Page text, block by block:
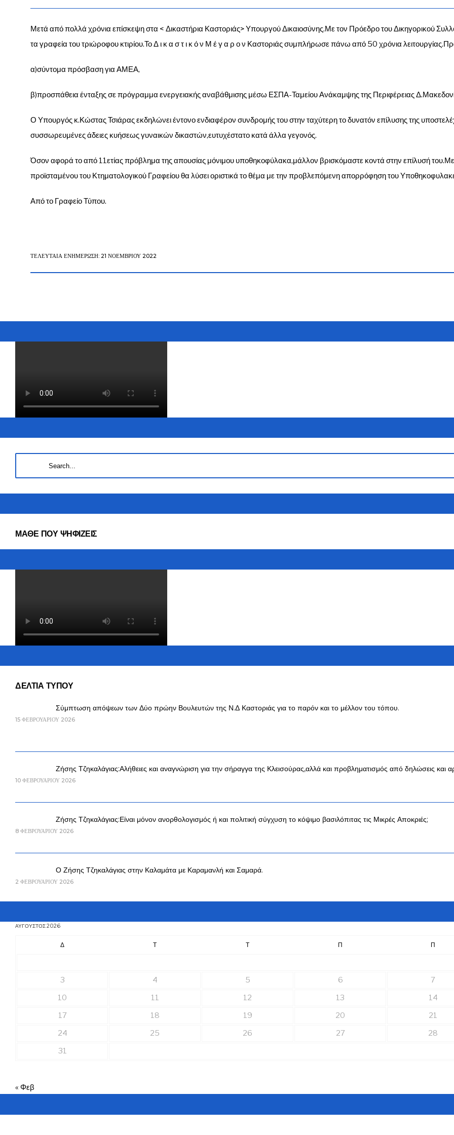
Μετά από πολλά χρόνια επίσκεψη στα < Δικαστήρια Καστοριάς> Υπουργού Δικαιοσύνης.Με τον Πρόεδρο του Δικηγορικού
τα γραφεία του τριώροφου κτιρίου.Το Δ ι κ α σ τ ι κ ό ν Μ έ γ α ρ ο ν Καστοριάς συμπλήρωσε πάνω από 50 χρόνια
α)σύντομα πρόσβαση για ΑΜΕΑ,
β)προσπάθεια ένταξης σε πρόγραμμα ενεργειακής αναβάθμισης μέσω ΕΣΠΑ-Ταμείου Ανάκαμψης της Περιφέρειας
Ο Υπουργός κ.Κώστας Τσιάρας εκδηλώνει έντονο ενδιαφέρον συνδρομής του στην ταχύτερη το δυνατόν επίλυσης της
συσσωρευμένες άδειες κυήσεως γυναικών δικαστών,ευτυχέστατο κατά άλλα γεγονός.
Όσον αφορά το από 11ετίας πρόβλημα της απουσίας μόνιμου υποθηκοφύλακα,μάλλον βρισκόμαστε κοντά στην επίλυσή
προϊσταμένου του Κτηματολογικού Γραφείου θα λύσει οριστικά το θέμα με την προβλεπόμενη απορρόφηση του
Από το Γραφείο Τύπου.
ΤΕΛΕΥΤΑΊΑ ΕΝΗΜΈΡΩΣΗ: 21 ΝΟΕΜΒΡΊΟΥ 2022
ΜΑΘΕ ΠΟΥ ΨΗΦΙΖΕΙΣ
ΔΕΛΤΙΑ ΤΥΠΟΥ
Σύμπτωση απόψεων των Δύο πρώην Βουλευτών της Ν.Δ Καστοριάς για το παρόν και το μέλλον του τόπου.
15 ΦΕΒΡΟΥΑΡΊΟΥ 2026
Ζήσης Τζηκαλάγιας:Αλήθειες και αναγνώριση για την σήραγγα της Κλεισούρας,αλλά και προβληματισμός από δηλώσεις και
10 ΦΕΒΡΟΥΑΡΊΟΥ 2026
Ζήσης Τζηκαλάγιας:Είναι μόνον ανορθολογισμός ή και πολιτική σύγχυση το κόψιμο βασιλόπιτας τις Μικρές Αποκριές;
8 ΦΕΒΡΟΥΑΡΊΟΥ 2026
Ο Ζήσης Τζηκαλάγιας στην Καλαμάτα με Καραμανλή και Σαμαρά.
2 ΦΕΒΡΟΥΑΡΊΟΥ 2026
ΑΎΓΟΥΣΤΟΣ 2026
Δ Τ Τ Π Π
3
4 5 6 7
10
11 12 13 14
17
18 19 20 21
24
25 26 27 28
31
« Φεβ